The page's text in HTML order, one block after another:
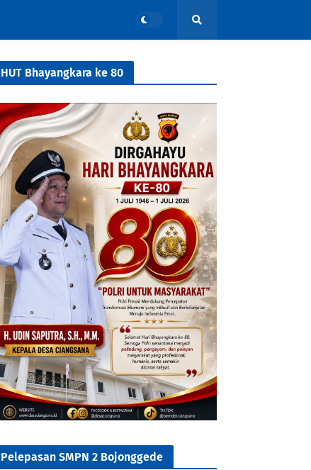
HUT Bhayangkara ke 80
Pelepasan SMPN 2 Bojonggede